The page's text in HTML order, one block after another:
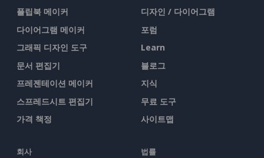
플립북 메이커
다이어그램 메이커
그래픽 디자인 도구
문서 편집기
프레젠테이션 메이커
스프레드시트 편집기
가격 책정
디자인 / 다이어그램
포럼
Learn
블로그
지식
무료 도구
사이트맵
회사 법률